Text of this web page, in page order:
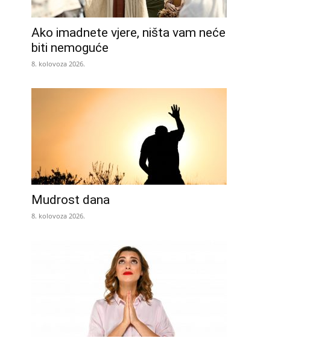
Ako imadnete vjere, ništa vam neće
biti nemoguće
8. kolovoza 2026.
Mudrost dana
8. kolovoza 2026.